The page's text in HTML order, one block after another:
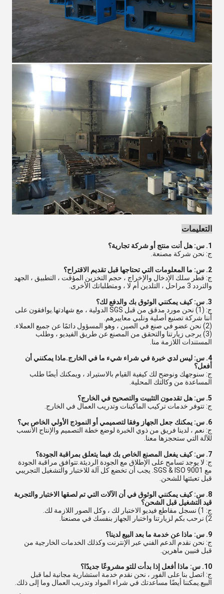
التعليمات
1. س: هل أنت منتج أو شركة تجارية؟
ج: نحن شركة مصنعة.
2. س: ما المعلومات التي تحتاجها قبل تقديم الاقتراح؟
ج: قطر سلك الإدخال والإخراج ، حجم التخزين المؤقت ، التطبيق ، الجهد
والتردد 3 مراحل ، التلدين أم لا ، ومتطلباتك الأخرى.
3. س: كيف يمكنني الوثوق بك والدفع لك؟
ج: (1) نحن مورد مدقق من قبل SGS الدولية ، مع شهادتها.يوافقون على
أننا شركة تصنيع أصلية ونلبي معاييرهم.
(2) نحن عضو في صنع في الصين ، وهو المسؤول دائمًا عن جميع العملاء.
(3) يرجى زيارتنا والتحقق من المصنع عن طريق الفيديو ، وطلب
المستندات اللازمة منا.
4. س: ليس لدي خبرة في شراء شيء ما في الخارج.ماذا يمكنني أن
أفعل؟
ج: سنوجهك ونوضح لك كيفية القيام بالاستيراد ، ويمكنك أيضًا طلب
المساعدة من وكالتك المحلية.
5. س: هل تقدمون التثبيت والتصحيح في الخارج؟
ج: تتوفر خدمات تركيب الماكينات وتدريب العمال في الخارج.
6. س: يمكنك جعل الجهاز وفقا لتصميمي أو النموذج الأولي الخاص بي؟
ج: نعم ، لدينا فريق من ذوي الخبرة لوضع خطة التصميم والإنتاج الأنسب
للآلة التي ستحجزها معنا.
7. س: كيف يفعل المصنع الخاص بك فيما يتعلق بمراقبة الجودة؟
ج: لا يوجد تسامح على الإطلاق مع الجودة الرديئة.تتوافق مراقبة الجودة
مع SGS & ISO 9001. يجب أن تخضع كل آلة للاختبار والتشغيل التجريبي
قبل تعبئتها للشحن.
8. س: كيف يمكنني الوثوق في أن الآلات التي تم لصقها الاختبار والتجربة
قيد التشغيل قبل الشحن؟
ج: 1) نسجل مقاطع فيديو الاختبار لك ، وكل الصور اللازمة لك.
2) نرحب بكم لزيارتنا واختبار الجهاز بنفسك في مصنعنا.
9. س: ماذا عن خدمة ما بعد البيع لدينا؟
ج: نحن نقدم الدعم الفني عبر الإنترنت وكذلك الخدمات الخارجية من
قبل فنيين ماهرين.
10. س: ماذا أفعل إذا بدأت للتو مشروعًا جديدًا؟
ج: اتصل بنا على الفور ، نحن نقدم خدمة استشارية مجانية لما قبل
البيع.يمكننا أيضًا مساعدتك في شراء المواد وتدريب العمال وما إلى ذلك.